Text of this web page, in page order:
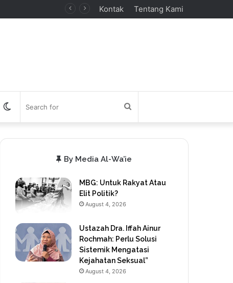
Kontak Tentang Kami
for
Switch
skin
Sidebar
By Media Al-Wa’ie
MBG: Untuk Rakyat Atau
Elit Politik?
August 4, 2026
Ustazah Dra. Iffah Ainur
Rochmah: Perlu Solusi
Sistemik Mengatasi
Kejahatan Seksual”
August 4, 2026